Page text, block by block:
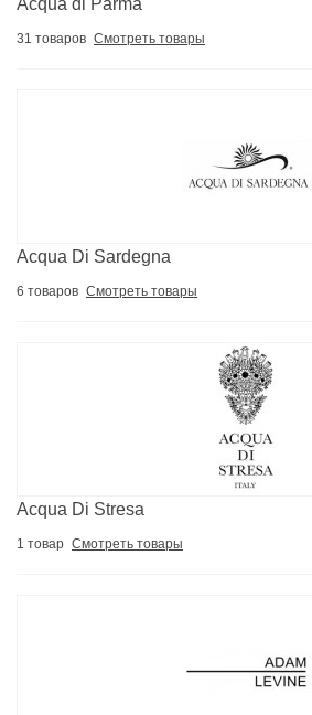
31 товаров Смотреть товары
Acqua Di Sardegna
6 товаров Смотреть товары
Acqua Di Stresa
1 товар Смотреть товары